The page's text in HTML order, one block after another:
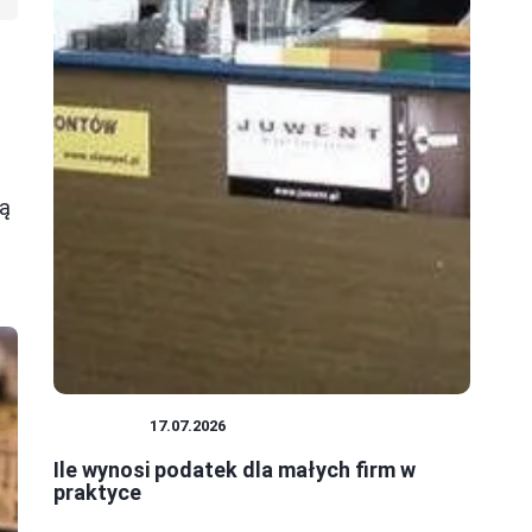
17.07.2026
Ile wynosi podatek dla małych firm w
praktyce